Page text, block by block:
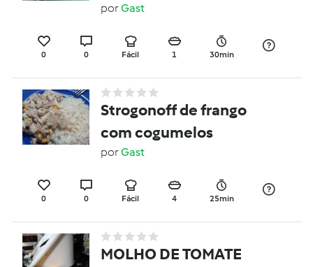
porGast
0 0 Fácil 1 30min
Strogonoff de frango
com cogumelos
porGast
0 0 Fácil 4 25min
MOLHO DE TOMATE